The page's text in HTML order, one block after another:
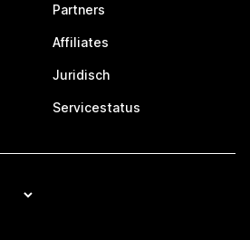
Partners
Affiliates
Juridisch
Servicestatus